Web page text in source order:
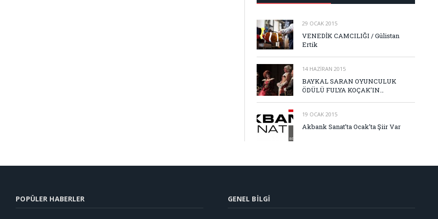
29 OCAK 2015
VENEDİK CAMCILIĞI / Gülistan
Ertik
14 HAZIRAN 2015
BAYKAL SARAN OYUNCULUK
ÖDÜLÜ FULYA KOÇAK’IN…
19 OCAK 2015
Akbank Sanat’ta Ocak’ta Şiir Var
POPÜLER HABERLER GENEL BILGI